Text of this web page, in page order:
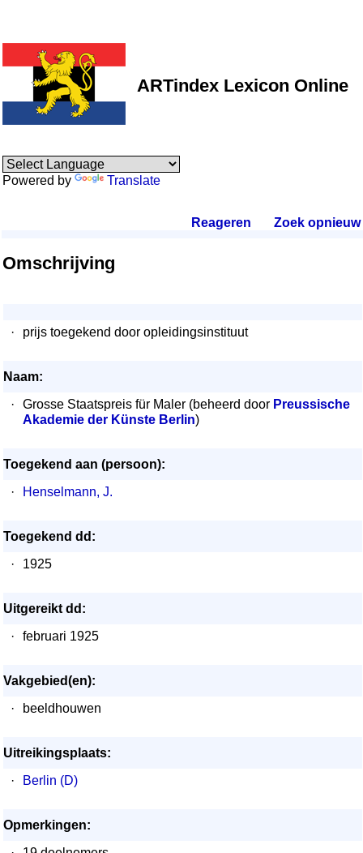
ARTindex Lexicon Online
Powered by Translate
Reageren Zoek opnieuw.
Omschrijving
· prijs toegekend door opleidingsinstituut
Naam:
·
Grosse Staatspreis für Maler (beheerd door Preussische
Akademie der Künste Berlin)
Toegekend aan (persoon):
·
Henselmann, J.
Toegekend dd:
·
1925
Uitgereikt dd:
·
februari 1925
Vakgebied(en):
·
beeldhouwen
Uitreikingsplaats:
·
Berlin (D)
Opmerkingen: